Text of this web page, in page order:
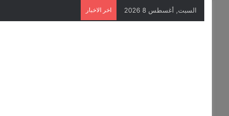
السبت, أغسطس 8 2026 اخر الاخبار